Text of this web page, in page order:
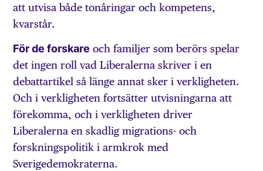
att utvisa både tonåringar och kompetens,
kvarstår.
För de forskare och familjer som berörs spelar
det ingen roll vad Liberalerna skriver i en
debattartikel så länge annat sker i verkligheten.
Och i verkligheten fortsätter utvisningarna att
förekomma, och i verkligheten driver
Liberalerna en skadlig migrations- och
forskningspolitik i armkrok med
Sverigedemokraterna.